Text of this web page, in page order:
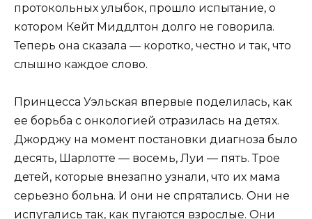
протокольных улыбок, прошло испытание, о
котором Кейт Миддлтон долго не говорила.
Теперь она сказала — коротко, честно и так, что
слышно каждое слово.
Принцесса Уэльская впервые поделилась, как
ее борьба с онкологией отразилась на детях.
Джорджу на момент постановки диагноза было
десять, Шарлотте — восемь, Луи — пять. Трое
детей, которые внезапно узнали, что их мама
серьезно больна. И они не спрятались. Они не
испугались так, как пугаются взрослые. Они